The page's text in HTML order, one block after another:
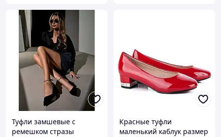
Туфли замшевые с
ремешком стразы
Красные туфли
маленький каблук размер